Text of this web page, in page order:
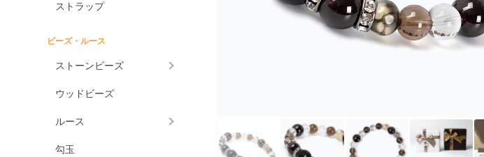
ストラップ
ビーズ・ルース
ストーンビーズ
ウッドビーズ
ルース
勾玉